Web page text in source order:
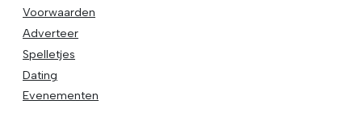
Voorwaarden
Adverteer
Spelletjes
Dating
Evenementen